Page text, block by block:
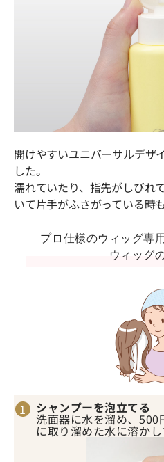
開けやすいユニバーサルデザ
した。
濡れていたり、指先がしびれ
いて片手がふさがっている時
プロ仕様のウィッグ専
ウィッグ
シャンプーを泡立てる
洗面器に水を溜め、500
に取り溜めた水に溶かし